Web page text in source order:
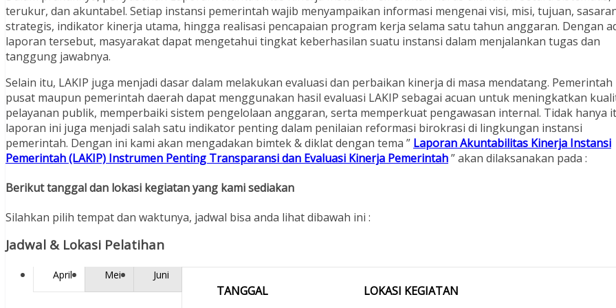
terukur, dan akuntabel. Setiap instansi pemerintah wajib menyampaikan informasi mengenai visi, misi, tujuan,
strategis, indikator kinerja utama, hingga realisasi pencapaian program kerja selama satu tahun anggaran. Dengan
laporan tersebut, masyarakat dapat mengetahui tingkat keberhasilan suatu instansi dalam menjalankan tugas dan
tanggung jawabnya.
Selain itu, LAKIP juga menjadi dasar dalam melakukan evaluasi dan perbaikan kinerja di masa mendatang. Pemerintah
pusat maupun pemerintah daerah dapat menggunakan hasil evaluasi LAKIP sebagai acuan untuk meningkatkan
pelayanan publik, memperbaiki sistem pengelolaan anggaran, serta memperkuat pengawasan internal. Tidak hanya
laporan ini juga menjadi salah satu indikator penting dalam penilaian reformasi birokrasi di lingkungan instansi
pemerintah. Dengan ini kami akan mengadakan bimtek & diklat dengan tema ” Laporan Akuntabilitas Kinerja Instansi
Pemerintah (LAKIP) Instrumen Penting Transparansi dan Evaluasi Kinerja Pemerintah” akan dilaksanakan pada :
Berikut tanggal dan lokasi kegiatan yang kami sediakan
Silahkan pilih tempat dan waktunya, jadwal bisa anda lihat dibawah ini :
Jadwal & Lokasi Pelatihan
April Mei Juni
TANGGAL LOKASI KEGIATAN